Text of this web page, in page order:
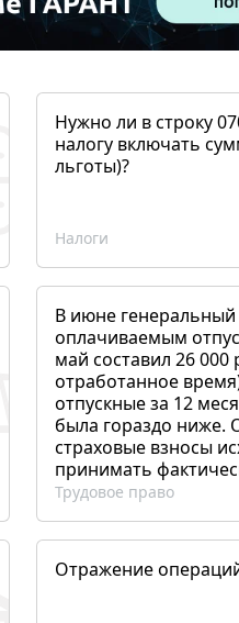
Нужно ли в строку
налогу включать
льготы)?
Налоги
В июне
оплачиваемым
май составил 26 000
отработанное
отпускные за 12
была гораздо ниже.
страховые взносы
принимать
Трудовое право
Отражение